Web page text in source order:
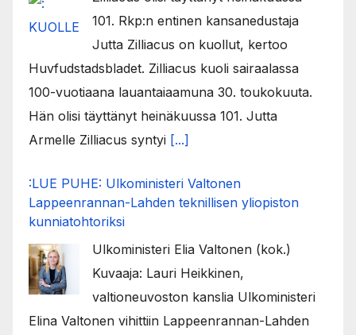
101. Rkp:n entinen kansanedustaja
Jutta Zilliacus on kuollut, kertoo
Huvfudstadsbladet. Zilliacus kuoli sairaalassa
100-vuotiaana lauantaiaamuna 30. toukokuuta.
Hän olisi täyttänyt heinäkuussa 101. Jutta
Armelle Zilliacus syntyi [...]
:LUE PUHE: Ulkoministeri Valtonen
Lappeenrannan-Lahden teknillisen yliopiston
kunniatohtoriksi
Ulkoministeri Elia Valtonen (kok.)
Kuvaaja: Lauri Heikkinen,
valtioneuvoston kanslia Ulkoministeri
Elina Valtonen vihittiin Lappeenrannan-Lahden